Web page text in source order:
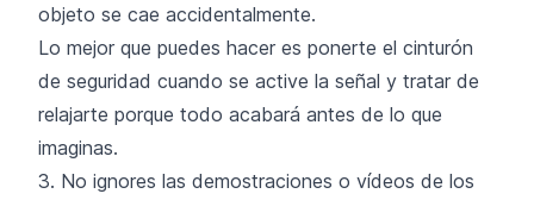
objeto se cae accidentalmente.
Lo mejor que puedes hacer es ponerte el cinturón
de seguridad cuando se active la señal y tratar de
relajarte porque todo acabará antes de lo que
imaginas.
3. No ignores las demostraciones o vídeos de los